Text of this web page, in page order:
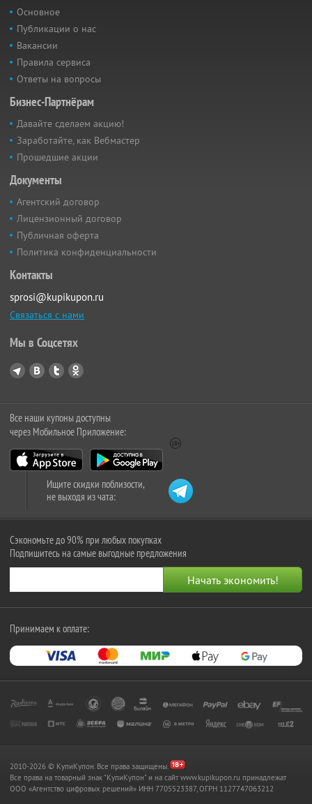
Основное
Публикации о нас
Вакансии
Правила сервиса
Ответы на вопросы
Бизнес-Партнёрам
Давайте сделаем акцию!
Заработайте, как Вебмастер
Прошедшие акции
Документы
Агентский договор
Лицензионный договор
Публичная оферта
Политика конфиденциальности
Контакты
sprosi@kupikupon.ru
Связаться с нами
Мы в Соцсетях
Все наши купоны доступны
через Мобильное Приложение:
Ищите скидки поблизости,
не выходя из чата:
Сэкономьте до 90% при любых покупках
Подпишитесь на самые выгодные предложения
Принимаем к оплате:
2010-2026 © КупиКупон. Все права защищены.
Все права на товарный знак "КупиКупон" и на сайт www.kupikupon.ru принадлежат
OOO «Агентство цифровых решений» ИНН 7705523387, ОГРН 1127747063212